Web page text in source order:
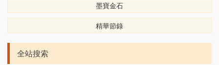
墨寶金石
精華節錄
全站搜索